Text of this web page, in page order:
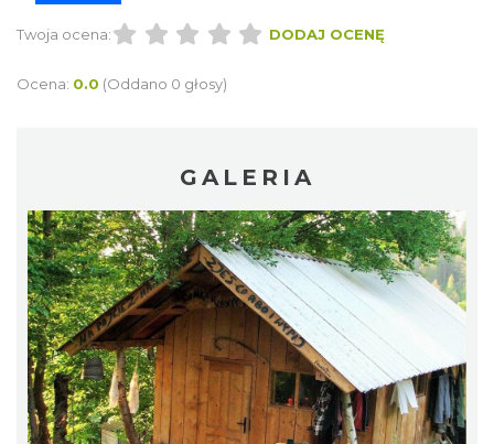
Twoja ocena: DODAJ OCENĘ
Ocena: 0.0 (Oddano 0 głosy)
GALERIA